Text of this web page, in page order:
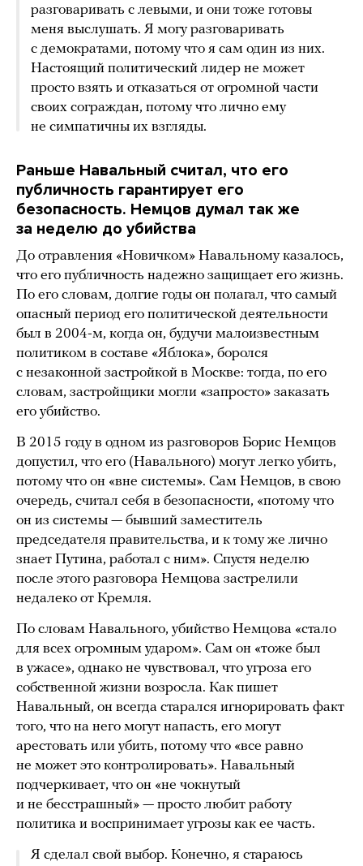
разговаривать с левыми, и они тоже готовы
меня выслушать. Я могу разговаривать
с демократами, потому что я сам один из них.
Настоящий политический лидер не может
просто взять и отказаться от огромной части
своих сограждан, потому что лично ему
не симпатичны их взгляды.
Раньше Навальный считал, что его
публичность гарантирует его
безопасность. Немцов думал так же
за неделю до убийства
До отравления «Новичком» Навальному казалось,
что его публичность надежно защищает его жизнь.
По его словам, долгие годы он полагал, что самый
опасный период его политической деятельности
был в 2004-м, когда он, будучи малоизвестным
политиком в составе «Яблока», боролся
с незаконной застройкой в Москве: тогда, по его
словам, застройщики могли «запросто» заказать
его убийство.
В 2015 году в одном из разговоров Борис Немцов
допустил, что его (Навального) могут легко убить,
потому что он «вне системы». Сам Немцов, в свою
очередь, считал себя в безопасности, «потому что
он из системы — бывший заместитель
председателя правительства, и к тому же лично
знает Путина, работал с ним». Спустя неделю
после этого разговора Немцова застрелили
недалеко от Кремля.
По словам Навального, убийство Немцова «стало
для всех огромным ударом». Сам он «тоже был
в ужасе», однако не чувствовал, что угроза его
собственной жизни возросла. Как пишет
Навальный, он всегда старался игнорировать факт
того, что на него могут напасть, его могут
арестовать или убить, потому что «все равно
не может это контролировать». Навальный
подчеркивает, что он «не чокнутый
и не бесстрашный» — просто любит работу
политика и воспринимает угрозы как ее часть.
Я сделал свой выбор. Конечно, я стараюсь